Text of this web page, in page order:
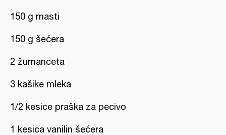
150 g masti
150 g šećera
2 žumanceta
3 kašike mleka
1/2 kesice praška za pecivo
1 kesica vanilin šećera